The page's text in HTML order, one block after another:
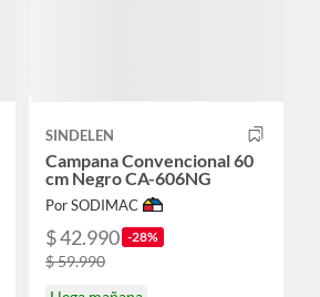
SINDELEN
Campana Convencional 60
cm Negro CA-606NG
Por SODIMAC
$ 42.990 -28%
$ 59.990